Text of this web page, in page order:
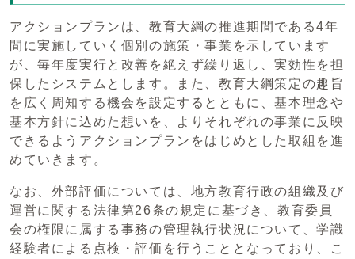
アクションプランは、教育大綱の推進期間である4年
間に実施していく個別の施策・事業を示しています
が、毎年度実行と改善を絶えず繰り返し、実効性を担
保したシステムとします。また、教育大綱策定の趣旨
を広く周知する機会を設定するとともに、基本理念や
基本方針に込めた想いを、よりそれぞれの事業に反映
できるようアクションプランをはじめとした取組を進
めていきます。
なお、外部評価については、地方教育行政の組織及び
運営に関する法律第26条の規定に基づき、教育委員
会の権限に属する事務の管理執行状況について、学識
経験者による点検・評価を行うこととなっており、こ